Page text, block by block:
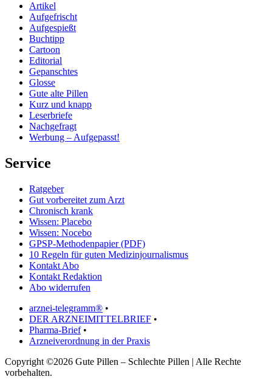
Artikel
Aufgefrischt
Aufgespießt
Buchtipp
Cartoon
Editorial
Gepanschtes
Glosse
Gute alte Pillen
Kurz und knapp
Leserbriefe
Nachgefragt
Werbung – Aufgepasst!
Service
Ratgeber
Gut vorbereitet zum Arzt
Chronisch krank
Wissen: Placebo
Wissen: Nocebo
GPSP-Methodenpapier (PDF)
10 Regeln für guten Medizinjournalismus
Kontakt Abo
Kontakt Redaktion
Abo widerrufen
arznei-telegramm® •
DER ARZNEIMITTELBRIEF •
Pharma-Brief•
Arzneiverordnung in der Praxis
Copyright ©2026 Gute Pillen – Schlechte Pillen | Alle Rechte
vorbehalten.